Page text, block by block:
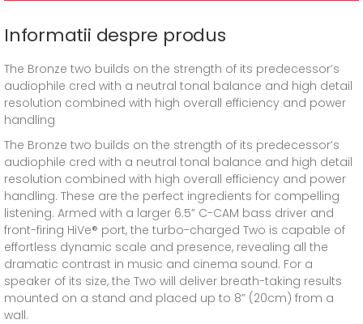
Informatii despre produs
The Bronze two builds on the strength of its predecessor’s
audiophile cred with a neutral tonal balance and high detail
resolution combined with high overall efficiency and power
handling
The Bronze two builds on the strength of its predecessor’s
audiophile cred with a neutral tonal balance and high detail
resolution combined with high overall efficiency and power
handling. These are the perfect ingredients for compelling
listening. Armed with a larger 6.5” C-CAM bass driver and
front-firing HiVe® port, the turbo-charged Two is capable of
effortless dynamic scale and presence, revealing all the
dramatic contrast in music and cinema sound. For a
speaker of its size, the Two will deliver breath-taking results
mounted on a stand and placed up to 8” (20cm) from a
wall.